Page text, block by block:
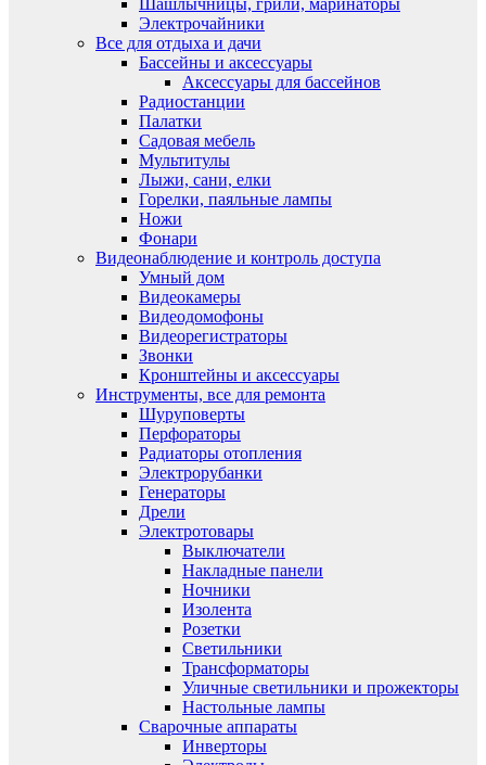
Шашлычницы, грили, маринаторы
Электрочайники
Все для отдыха и дачи
Бассейны и аксессуары
Аксессуары для бассейнов
Радиостанции
Палатки
Садовая мебель
Мультитулы
Лыжи, сани, елки
Горелки, паяльные лампы
Ножи
Фонари
Видеонаблюдение и контроль доступа
Умный дом
Видеокамеры
Видеодомофоны
Видеорегистраторы
Звонки
Кронштейны и аксессуары
Инструменты, все для ремонта
Шуруповерты
Перфораторы
Радиаторы отопления
Электрорубанки
Генераторы
Дрели
Электротовары
Выключатели
Накладные панели
Ночники
Изолента
Розетки
Светильники
Трансформаторы
Уличные светильники и прожекторы
Настольные лампы
Сварочные аппараты
Инверторы